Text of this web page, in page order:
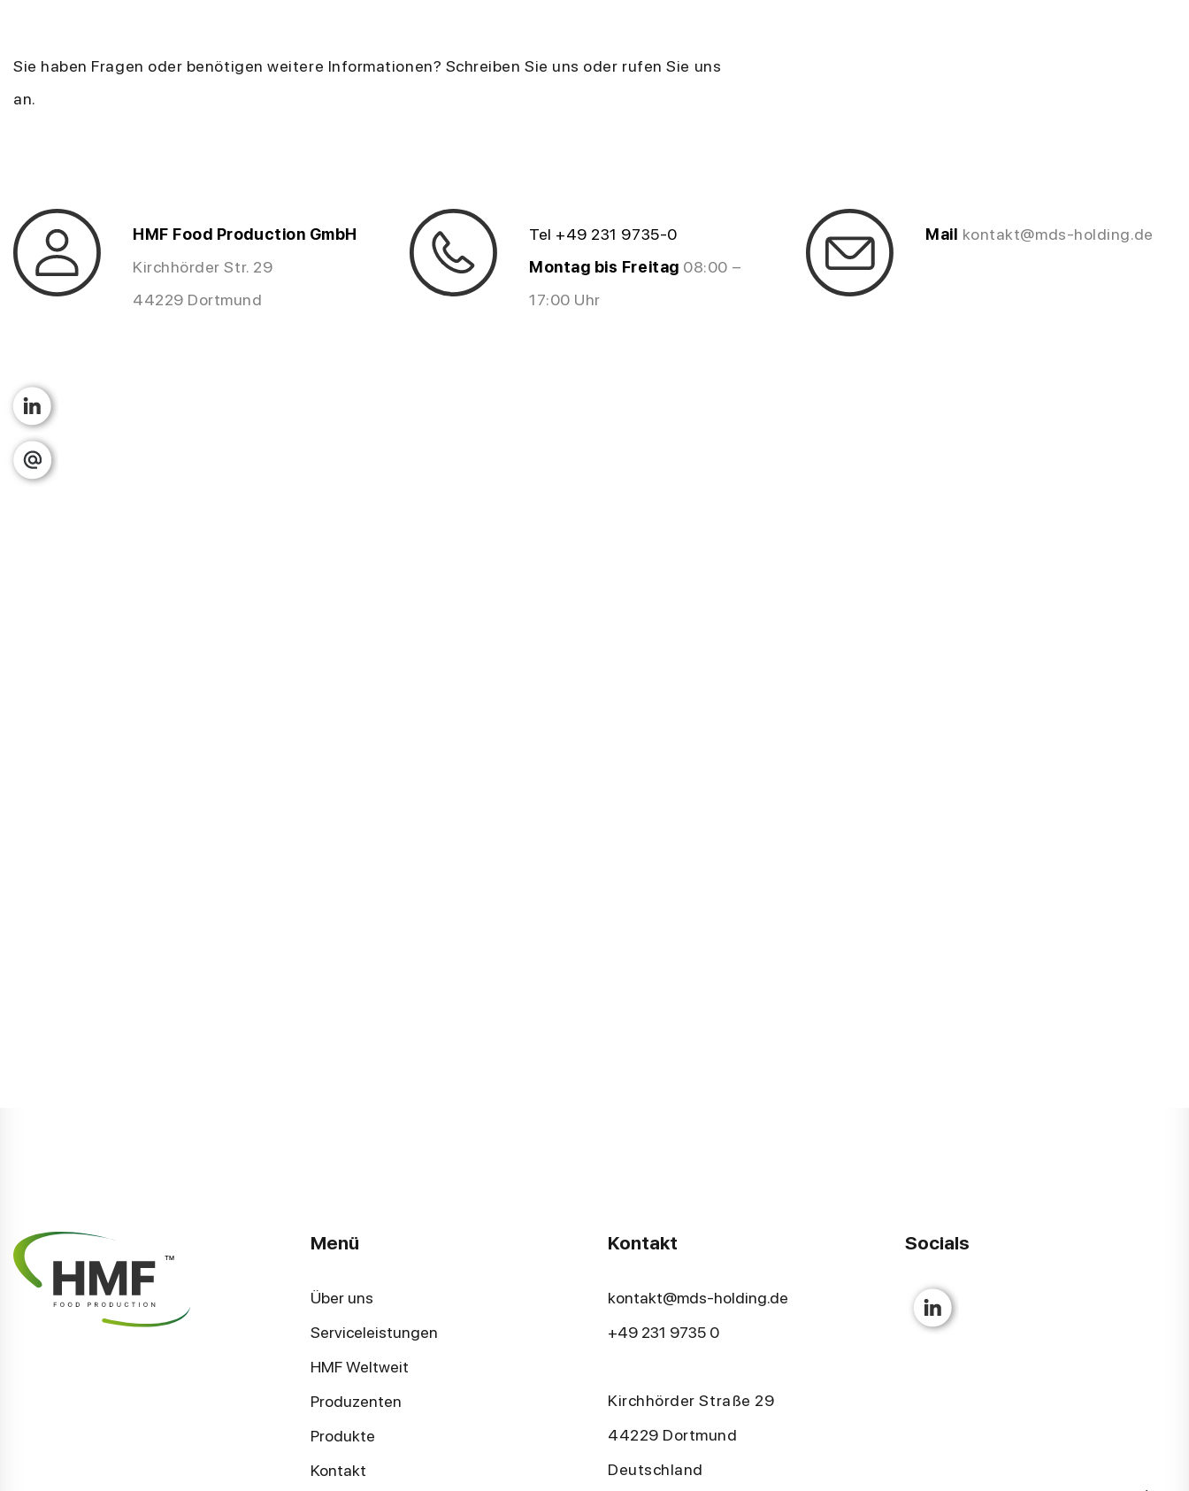
Sie haben Fragen oder benötigen weitere Informationen? Schreiben Sie uns oder rufen Sie uns
an.
HMF Food Production GmbH
Kirchhörder Str. 29
44229 Dortmund
Tel +49 231 9735-0
Montag bis Freitag 08:00 –
17:00 Uhr
Mail kontakt@mds-holding.de
Menü
Über uns
Serviceleistungen
HMF Weltweit
Produzenten
Produkte
Kontakt
Kontakt
kontakt@mds-holding.de
+49 231 9735 0
Kirchhörder Straße 29
44229 Dortmund
Deutschland
Socials